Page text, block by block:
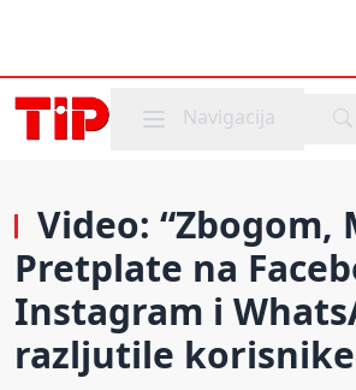
Mobile menu
Navigacija
Video: “Zbogom,
Pretplate na
Instagram i
razljutile korisnike